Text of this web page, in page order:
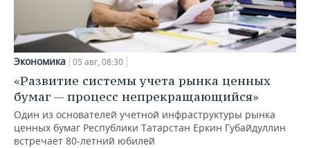
Экономика 05 авг, 08:30
«Развитие системы учета рынка ценных
бумаг — процесс непрекращающийся»
Один из основателей учетной инфраструктуры рынка
ценных бумаг Республики Татарстан Еркин Губайдуллин
встречает 80-летний юбилей